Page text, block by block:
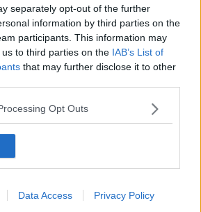
separately opt-out of the further
information by third parties on the
participants. This information may
to third parties on the IAB’s List of
that may further disclose it to other
Opt Outs
Data Access Privacy Policy
il diritto di piangere
al vento
Lilla
che…
affettiva?
il narcisista
l’antisociale